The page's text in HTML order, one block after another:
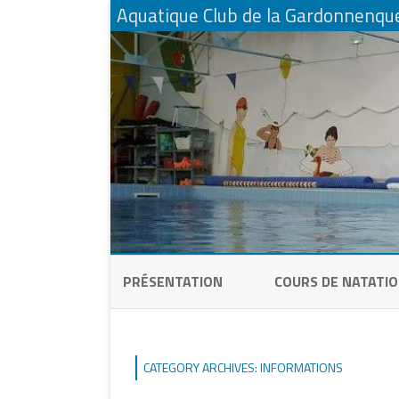
Aquatique Club de la
PRÉSENTATION COURS DE
CATEGORY ARCHIVES:INFORMATIONS